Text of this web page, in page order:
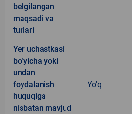
belgilangan
maqsadi va
turlari
Yer uchastkasi
bo‘yicha yoki
undan
foydalanish
huquqiga
nisbatan mavjud
Yo'q